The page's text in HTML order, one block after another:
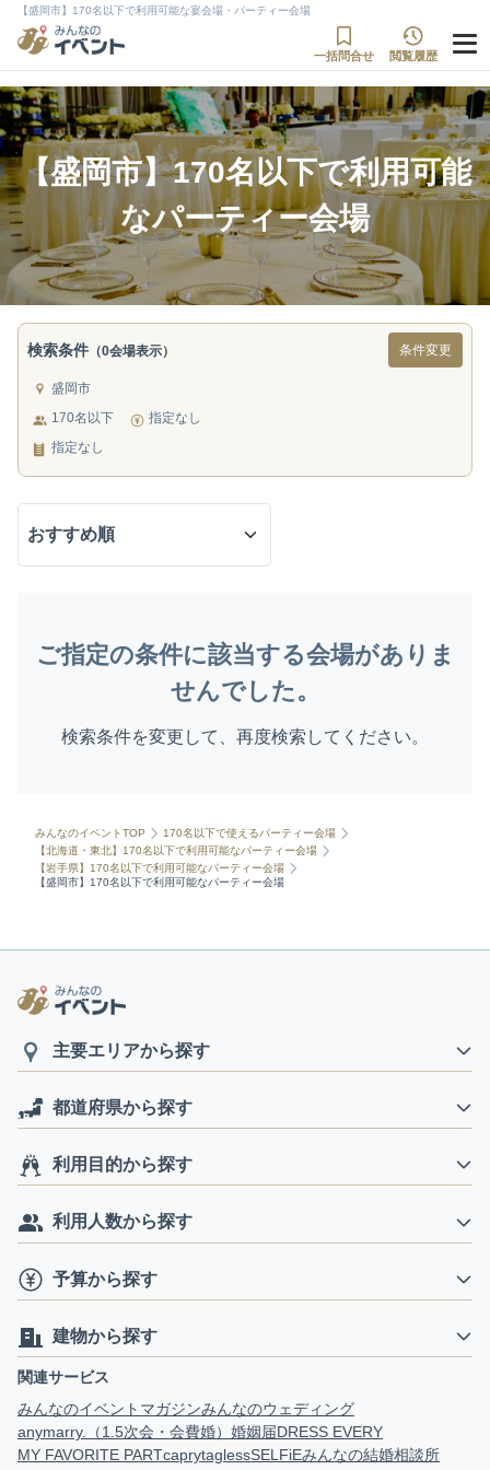
【盛岡市】170名以下で利用可能な宴会場・パーティー会場
一括問合せ 閲覧履歴
【盛岡市】170名以下で利用可能
なパーティー会場
検索条件 （0会場表示） 条件変更
盛岡市
170名以下
指定なし
指定なし
ご指定の条件に該当する会場がありま
せんでした。
検索条件を変更して、再度検索してください。
みんなのイベントTOP
170名以下で使えるパーティー会場
【北海道・東北】170名以下で利用可能なパーティー会場
【岩手県】170名以下で利用可能なパーティー会場
【盛岡市】170名以下で利用可能なパーティー会場
主要エリアから探す
都道府県から探す
利用目的から探す
利用人数から探す
予算から探す
建物から探す
関連サービス
みんなのイベントマガジンみんなのウェディング
anymarry.（1.5次会・会費婚） 婚姻届DRESS EVERY
MY FAVORITE PARTcaprytaglessSELFiEみんなの結婚相談所